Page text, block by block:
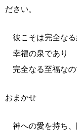
ださい。
彼こそは完全なる
幸福の泉であり
完全なる至福なの
おまかせ
神への愛を持ち、